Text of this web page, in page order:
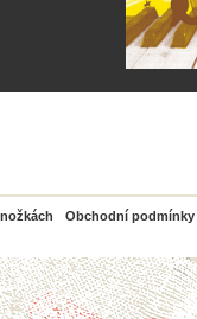
Obchodní podmínky
PayPal